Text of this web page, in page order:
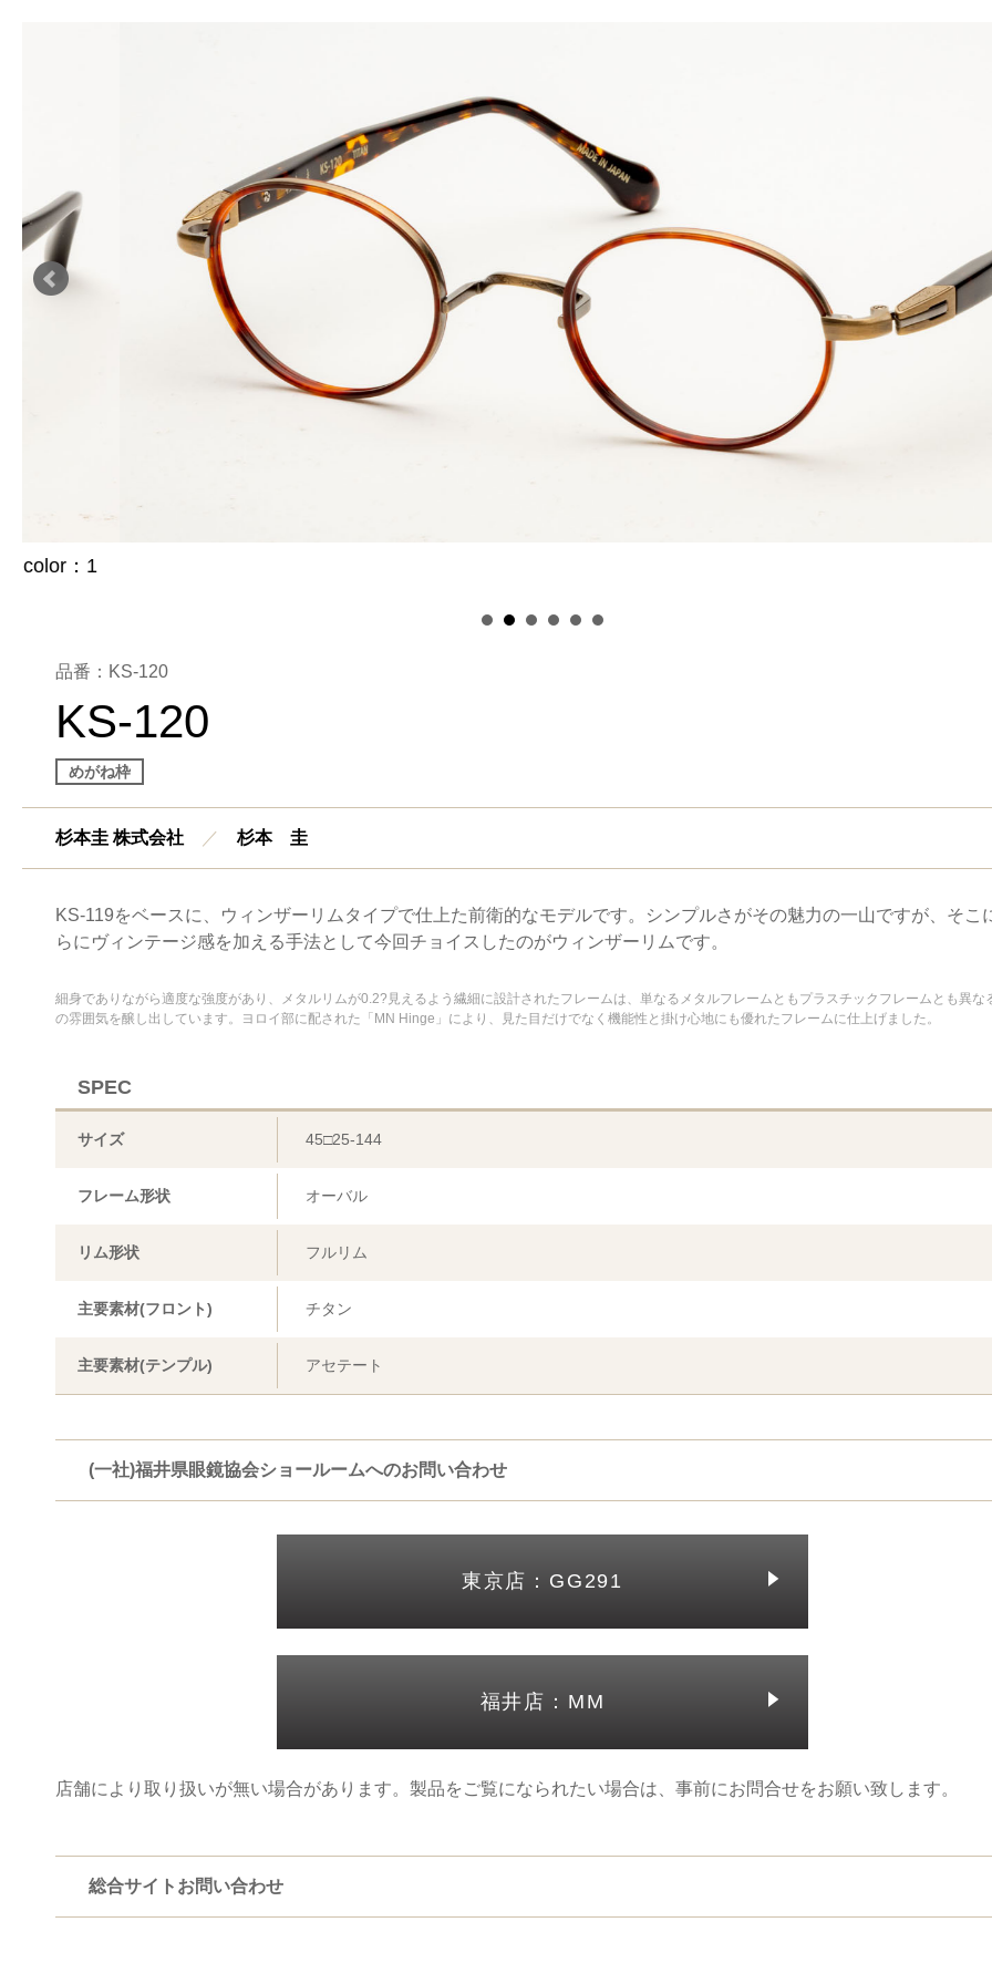
品番：KS-120
KS-120
めがね枠
杉本圭 株式会社 ／ 杉本 圭
KS-119をベースに、ウィンザーリムタイプで仕上た前衛的なモデルです。シンプルさがその魅力の一山ですが、そこ
らにヴィンテージ感を加える手法として今回チョイスしたのがウィンザーリムです。
細身でありながら適度な強度があり、メタルリムが0.2?見えるよう繊細に設計されたフレームは、単なるメタルフレームともプラスチックフレームとも異な
の雰囲気を醸し出しています。ヨロイ部に配された「MN Hinge」により、見た目だけでなく機能性と掛け心地にも優れたフレームに仕上げました。
SPEC
サイズ 45□25-144
フレーム形状 オーバル
リム形状 フルリム
主要素材(フロント) チタン
主要素材(テンプル) アセテート
(一社)福井県眼鏡協会ショールームへのお問い合わせ
東京店：GG291
福井店：MM
店舗により取り扱いが無い場合があります。製品をご覧になられたい場合は、事前にお問合せをお願い致します。
総合サイトお問い合わせ